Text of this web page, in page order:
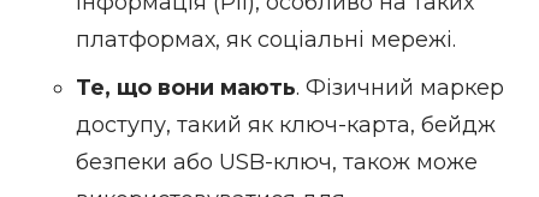
платформах, як соціальні мережі.
Те, що вони мають. Фізичний маркер
доступу, такий як ключ-карта, бейдж
безпеки або USB-ключ, також може